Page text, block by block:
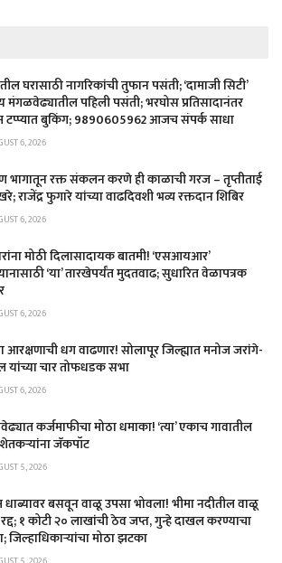
घरासाठी नागरिकांची तुफान पसंती; ‘दामाजी सिटी’
मंगळवेढ्यातील पहिली पसंती; भरघोस प्रतिसादानंतर
टप्प्यात बुकिंग; 9890605962 आजच संपर्क साधा
6, 2026
भागातून रक्त संकलन करणे ही काळाची गरज – तृप्तीताई
राजेंद्र फुगारे यांच्या वाढदिवशी भव्य रक्तदान शिबिर
6, 2026
मोठी दिलासादायक बातमी! ‘एसआयआर’
‘या’ तारखेपर्यंत मुदतवाढ; सुधारित वेळापत्रक
6, 2026
आरक्षणाची धग वाढणार! सोलापूर जिल्ह्यात मनोज जरांगे-
यांच्या चार तोफधडक सभा
6, 2026
कर्जमाफीचा मोठा धमाका! ‘त्या’ एकाच गावातील
जॅकपॉट
5, 2026
धाब्यावर बसवून वाळू उपसा भोवला! भीमा नदीतील वाळू
१ कोटी २० लाखांची ठेव जप्त, गुन्हे दाखल करण्याचा
जिल्हाधिकाऱ्यांचा मोठा झटका